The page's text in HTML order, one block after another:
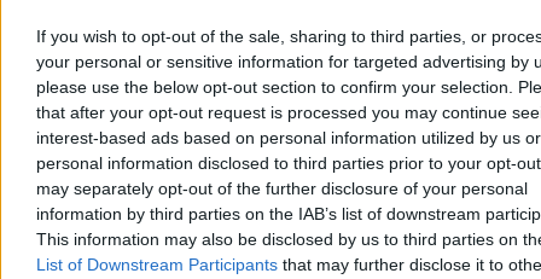
If you wish to opt-out of the sale, sharing to third parties, or
your personal or sensitive information for targeted advertising by
please use the below opt-out section to confirm your selection.
that after your opt-out request is processed you may continue
interest-based ads based on personal information utilized by us or
personal information disclosed to third parties prior to your opt-
may separately opt-out of the further disclosure of your personal
information by third parties on the IAB’s list of downstream
This information may also be disclosed by us to third parties on
List of Downstream Participants that may further disclose it to
Prezydent zmarnował ten rok. A i tak zbudował
sobie silną pozycję
Prezydent Karol Nawrocki nie wybił się w pierwszym roku
swojego urzędowania ponad przeciętność. I co? Wystarczyło. Z
pomocą przyszli mu urojeniowcy ze swoimi histerycznymi atakami.